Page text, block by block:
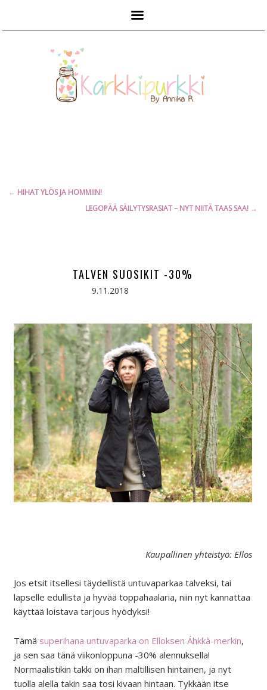
Artikkelien
← HIHAT YLÖS JA HOMMIIN!
LEGOPÄÄ SÄILYTYSRASIAT – NYT NIITÄ TAAS SAA! →
TALVEN SUOSIKIT -30%
9.11.2018
Kaupallinen yhteistyö: Ellos
Jos etsit itsellesi täydellistä untuvaparkaa talveksi, tai
lapselle edullista ja hyvää toppahaalaria, niin nyt kannattaa
käyttää loistava tarjous hyödyksi!
Tämä superihana untuvaparka on Elloksen Áhkkà-merkin,
ja sen saa tänä viikonloppuna -30% alennuksella!
Normaalistikin takki on ihan maltillisen hintainen, ja nyt
tuolla alella takin saa tosi kivaan hintaan. Tykkään itse